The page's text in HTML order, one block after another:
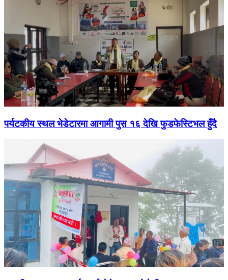
पर्यटकीय स्थल भेडेटारमा आगामी पुस १६ देखि फुडफेस्टिभल हुँदै